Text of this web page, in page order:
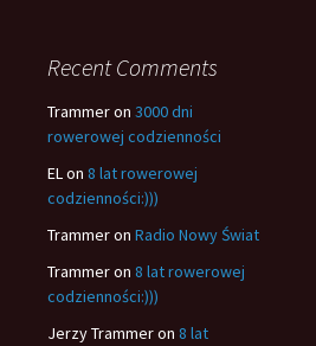
Recent Comments
Trammeron 3000 dni
rowerowej codzienności
ELon 8 lat rowerowej
codzienności:)))
Trammeron Radio Nowy Świat
Trammeron 8 lat rowerowej
codzienności:)))
Jerzy Trammeron 8 lat